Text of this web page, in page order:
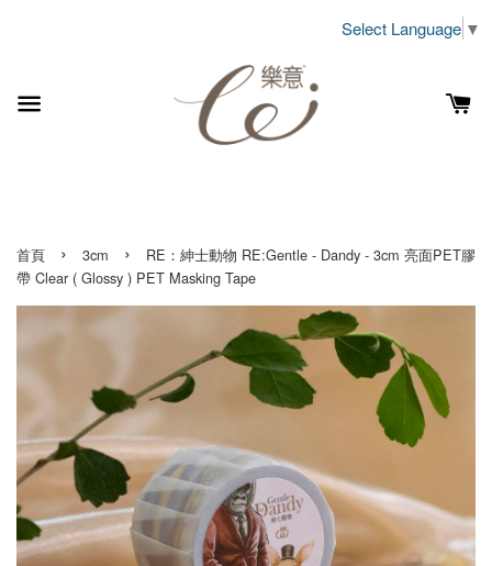
Select Language ▼
首頁 › 3cm ›
RE：紳士動物 RE:Gentle - Dandy - 3cm 亮面PET膠
帶 Clear ( Glossy ) PET Masking Tape